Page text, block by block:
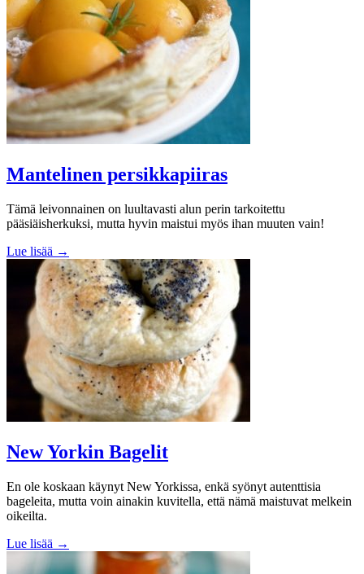
Mantelinen persikkapiiras
Tämä leivonnainen on luultavasti alun perin tarkoitettu
pääsiäisherkuksi, mutta hyvin maistui myös ihan muuten vain!
Lue lisää →
New Yorkin Bagelit
En ole koskaan käynyt New Yorkissa, enkä syönyt autenttisia
bageleita, mutta voin ainakin kuvitella, että nämä maistuvat melkein
oikeilta.
Lue lisää →